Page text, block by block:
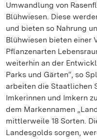
Umwandlung von
Blühwiesen. Diese
und bieten so Nahrung
Blühwiesen bieten einer
Pflanzenarten
weiterhin an der
Parks und Gärten“, so
arbeiten die Staatlichen
Imkerinnen und Imkern
dem Markennamen
mittlerweile 18 Sorten.
Landesgolds sorgen,